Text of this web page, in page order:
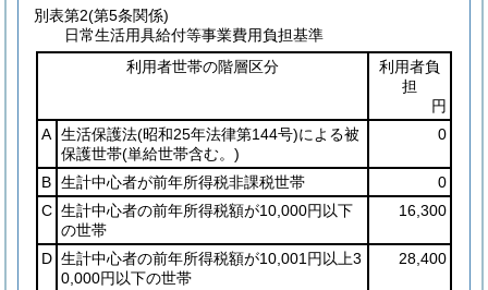
別表第2(第5条関係)
日常生活用具給付等事業費用負担基準
利用者世帯の階層区分
利用者負
担
円
A 生活保護法(昭和25年法律第144号)による被
保護世帯(単給世帯含む。)
0
B 生計中心者が前年所得税非課税世帯
0
C 生計中心者の前年所得税額が10,000円以下
の世帯
16,300
D 生計中心者の前年所得税額が10,001円以上3
0,000円以下の世帯
28,400